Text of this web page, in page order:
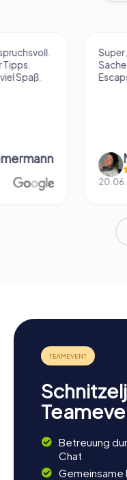
Super , sehr schön
Sache. Freu mich
Escaps Spiel
Nicole
20.06.
Betreuung
Chat
Gemeinsame